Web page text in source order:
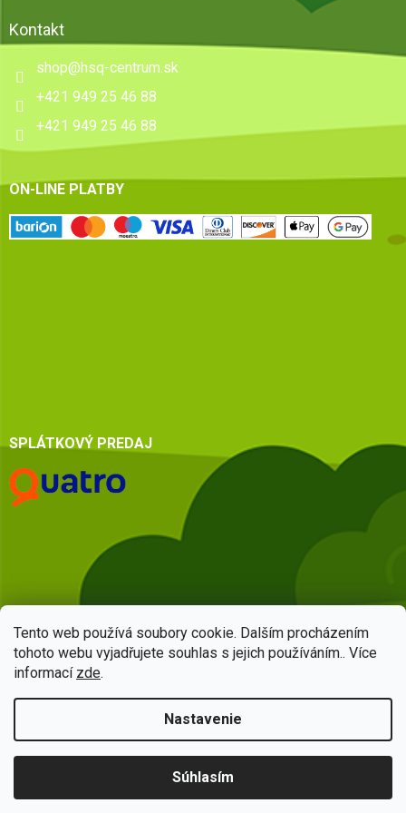
Tento web používá soubory cookie. Dalším procházením
tohoto webu vyjadřujete souhlas s jejich používáním.. Více
informací zde.
Nastavenie
Súhlasím
Kontakt
shop@hsq-centrum.sk
+421 949 25 46 88
+421 949 25 46 88
ON-LINE PLATBY
SPLÁTKOVÝ PREDAJ
nastavenie cookies